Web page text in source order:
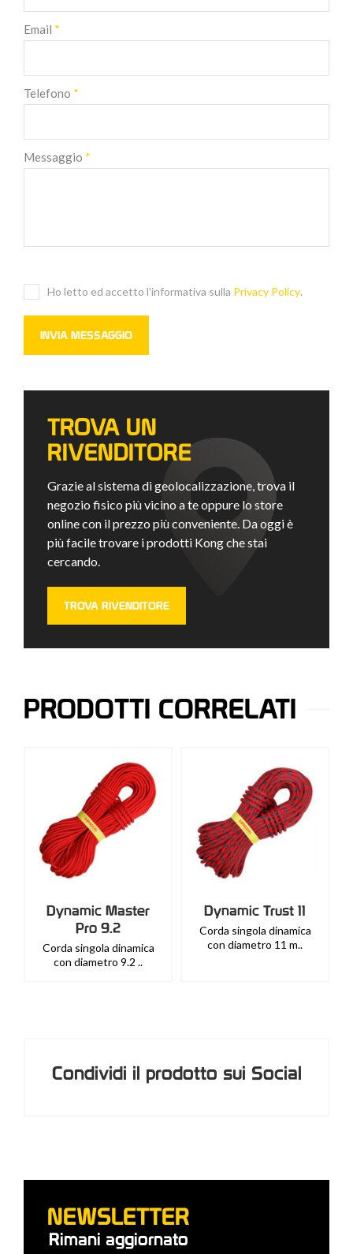
Email *
Telefono *
Messaggio *
Ho letto ed accetto l'informativa sulla Privacy Policy.
TROVA UN
RIVENDITORE
Grazie al sistema di geolocalizzazione, trova il
negozio fisico più vicino a te oppure lo store
online con il prezzo più conveniente. Da oggi è
più facile trovare i prodotti Kong che stai
cercando.
TROVA RIVENDITORE
PRODOTTI CORRELATI
Dynamic Master
Pro 9.2
Corda singola dinamica
con diametro 9.2 ..
Dynamic Trust 11
Corda singola dinamica
con diametro 11 m..
Condividi il prodotto sui Social
NEWSLETTER
Rimani aggiornato